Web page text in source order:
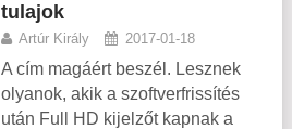
tulajok
Artúr Király 2017-01-18
A cím magáért beszél. Lesznek
olyanok, akik a szoftverfrissítés
után Full HD kijelzőt kapnak a